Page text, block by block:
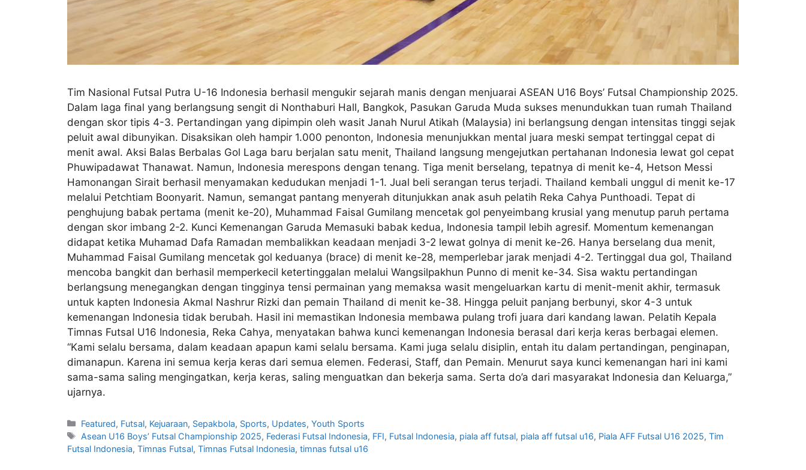
Tim Nasional Futsal Putra U-16 Indonesia berhasil mengukir sejarah manis dengan menjuarai ASEAN U16 Boys’ Futsal Championship 2025.
Dalam laga final yang berlangsung sengit di Nonthaburi Hall, Bangkok, Pasukan Garuda Muda sukses menundukkan tuan rumah Thailand
dengan skor tipis 4-3. ​Pertandingan yang dipimpin oleh wasit Janah Nurul Atikah (Malaysia) ini berlangsung dengan intensitas tinggi sejak
peluit awal dibunyikan. Disaksikan oleh hampir 1.000 penonton, Indonesia menunjukkan mental juara meski sempat tertinggal cepat di
menit awal. Aksi Balas Berbalas Gol ​Laga baru berjalan satu menit, Thailand langsung mengejutkan pertahanan Indonesia lewat gol cepat
Phuwipadawat Thanawat. Namun, Indonesia merespons dengan tenang. Tiga menit berselang, tepatnya di menit ke-4, Hetson Messi
Hamonangan Sirait berhasil menyamakan kedudukan menjadi 1-1. ​Jual beli serangan terus terjadi. Thailand kembali unggul di menit ke-17
melalui Petchtiam Boonyarit. Namun, semangat pantang menyerah ditunjukkan anak asuh pelatih Reka Cahya Punthoadi. Tepat di
penghujung babak pertama (menit ke-20), Muhammad Faisal Gumilang mencetak gol penyeimbang krusial yang menutup paruh pertama
dengan skor imbang 2-2. Kunci Kemenangan Garuda ​Memasuki babak kedua, Indonesia tampil lebih agresif. Momentum kemenangan
didapat ketika Muhamad Dafa Ramadan membalikkan keadaan menjadi 3-2 lewat golnya di menit ke-26. Hanya berselang dua menit,
Muhammad Faisal Gumilang mencetak gol keduanya (brace) di menit ke-28, memperlebar jarak menjadi 4-2. ​Tertinggal dua gol, Thailand
mencoba bangkit dan berhasil memperkecil ketertinggalan melalui Wangsilpakhun Punno di menit ke-34. Sisa waktu pertandingan
berlangsung menegangkan dengan tingginya tensi permainan yang memaksa wasit mengeluarkan kartu di menit-menit akhir, termasuk
untuk kapten Indonesia Akmal Nashrur Rizki dan pemain Thailand di menit ke-38. ​Hingga peluit panjang berbunyi, skor 4-3 untuk
kemenangan Indonesia tidak berubah. Hasil ini memastikan Indonesia membawa pulang trofi juara dari kandang lawan. Pelatih Kepala
Timnas Futsal U16 Indonesia, Reka Cahya, menyatakan bahwa kunci kemenangan Indonesia berasal dari kerja keras berbagai elemen.
“Kami selalu bersama, dalam keadaan apapun kami selalu bersama. Kami juga selalu disiplin, entah itu dalam pertandingan, penginapan,
dimanapun. Karena ini semua kerja keras dari semua elemen. Federasi, Staff, dan Pemain. Menurut saya kunci kemenangan hari ini kami
sama-sama saling mengingatkan, kerja keras, saling menguatkan dan bekerja sama. Serta do’a dari masyarakat Indonesia dan Keluarga,”
ujarnya.
Featured, Futsal, Kejuaraan, Sepakbola, Sports, Updates,Youth Sports
Asean U16 Boys’ Futsal Championship 2025, Federasi Futsal Indonesia, FFI, Futsal Indonesia, piala aff futsal, piala aff futsal u16, Piala AFF Futsal U16 2025,Tim
Futsal Indonesia, Timnas Futsal, Timnas Futsal Indonesia, timnas futsal u16